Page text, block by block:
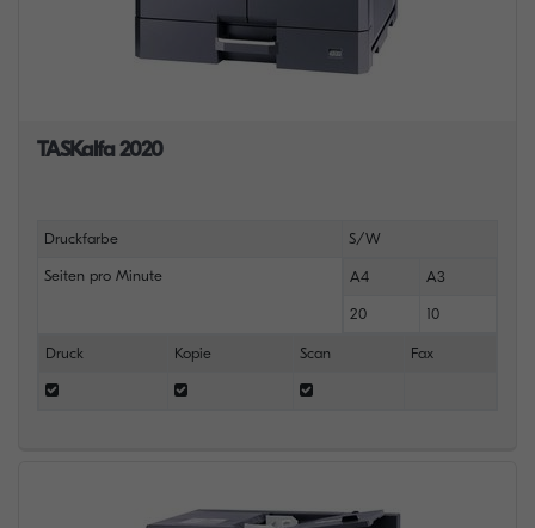
TASKalfa 2020
Druckfarbe S/W
Seiten pro Minute A4 A3
20 10
Druck Kopie Scan Fax